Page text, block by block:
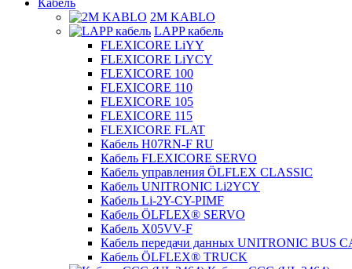
Кабель
2M KABLO
LAPP кабель
FLEXICORE LiYY
FLEXICORE LiYCY
FLEXICORE 100
FLEXICORE 110
FLEXICORE 105
FLEXICORE 115
FLEXICORE FLAT
Кабель H07RN-F RU
Кабель FLEXICORE SERVO
Кабель управления ÖLFLEX CLASSIC
Кабель UNITRONIC Li2YCY
Кабель Li-2Y-CY-PIMF
Кабель ÖLFLEX® SERVO
Кабель X05VV-F
Кабель передачи данных UNITRONIC BUS
Кабель ÖLFLEX® TRUCK